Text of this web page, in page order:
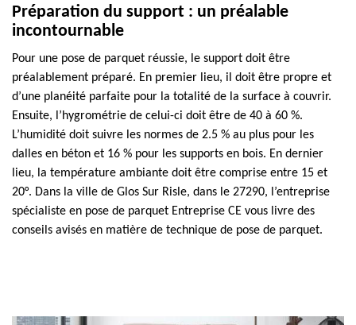
Préparation du support : un préalable
incontournable
Pour une pose de parquet réussie, le support doit être
préalablement préparé. En premier lieu, il doit être propre et
d’une planéité parfaite pour la totalité de la surface à couvrir.
Ensuite, l’hygrométrie de celui-ci doit être de 40 à 60 %.
L’humidité doit suivre les normes de 2.5 % au plus pour les
dalles en béton et 16 % pour les supports en bois. En dernier
lieu, la température ambiante doit être comprise entre 15 et
20°. Dans la ville de Glos Sur Risle, dans le 27290, l’entreprise
spécialiste en pose de parquet Entreprise CE vous livre des
conseils avisés en matière de technique de pose de parquet.